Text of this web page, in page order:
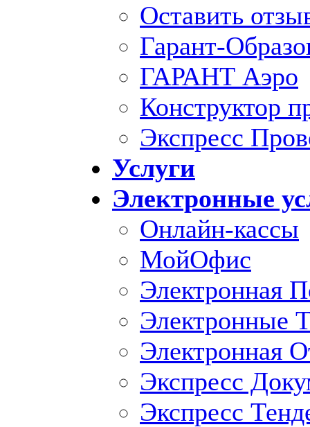
Оставить
Гарант-
ГАРАНТ Аэро
Конструктор
Экспресс
Услуги
Электронные
Онлайн-кассы
МойОфис
Электронная
Электронные
Электронная
Экспресс
Экспресс